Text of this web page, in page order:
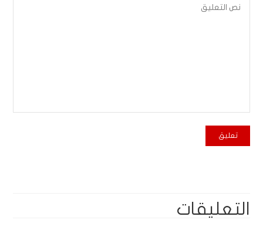
التعليقات